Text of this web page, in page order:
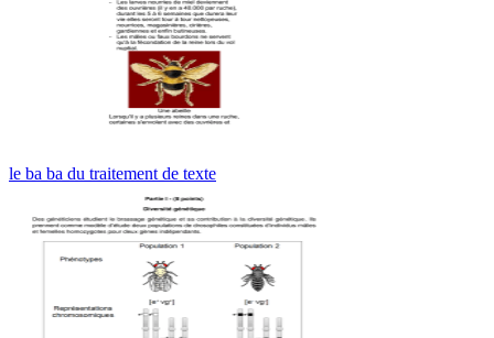
le ba ba du traitement de texte